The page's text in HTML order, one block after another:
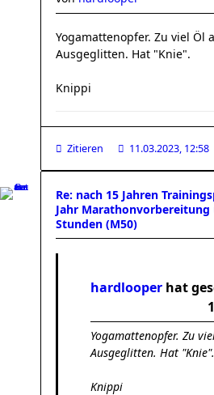
Yogamattenopfer. Zu viel Öl
Ausgeglitten. Hat "Knie".
Knippi
Zitieren 11.03.2023, 12:58
Re: nach 15 Jahren
Jahr Marathonvorbereitung
Stunden (M50)
hardlooper hat
Yogamattenopfer. Zu
Ausgeglitten. Hat "Knie".
Knippi